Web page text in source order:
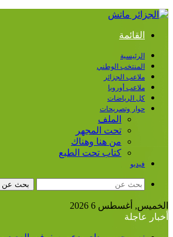
القائمة
الرئيسية
المنتخب الوطني
ملاعب الجزائر
ملاعب أوروبا
كل الرياضات
حوار وتصريحات
الملف
تحت المجهر
من هنا وهناك
كتاب تحت الطبع
فيديو
بحث عن
الخميس, أغسطس 6 2026
أخبار عاجلة